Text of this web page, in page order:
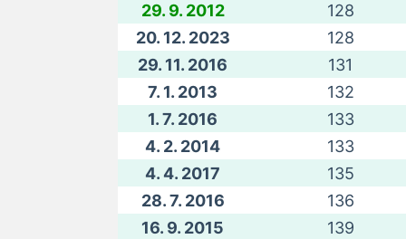
29. 9. 2012
128
20. 12. 2023
128
29. 11. 2016
131
7. 1. 2013
132
1. 7. 2016
133
4. 2. 2014
133
4. 4. 2017
135
28. 7. 2016
136
16. 9. 2015
139